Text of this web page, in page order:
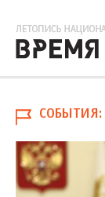
СОБЫТИЯ